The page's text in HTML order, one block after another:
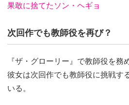
果敢に捨てたソン・ヘギョ
次回作でも教師役を再び？
『ザ・グローリー』で教師役を務
彼女は次回作でも教師役に挑戦す
いる。